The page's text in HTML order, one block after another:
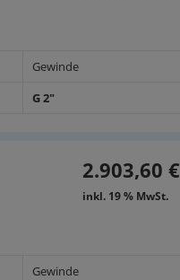
Gewinde
G 2"
2.903,60 €
inkl. 19 % MwSt.
Gewinde